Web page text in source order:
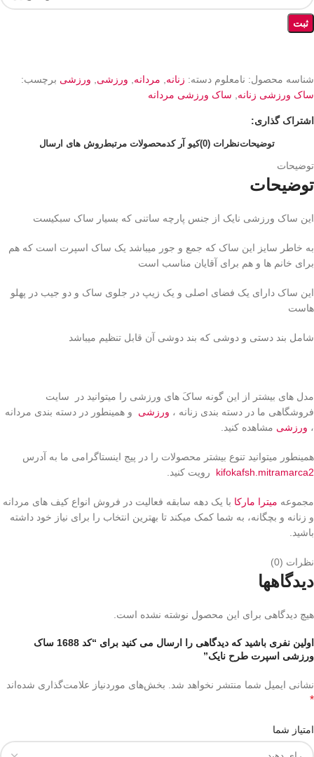
ثبت
شناسه محصول: نامعلوم دسته: زنانه مردانه ورزشی ورزشی برچسب:
ساک ورزشی زنانه
ساک ورزشی مردانه
اشتراک گذاری:
توضیحاتنظرات (0) کیو آر کدمحصولات مرتبطروش های ارسال
توضیحات
توضیحات
این ساک ورزشی نایک از جنس پارچه ساتنی که بسیار ساک سبکیست
به خاطر سایز این ساک که جمع و جور میباشد یک ساک اسپرت است که هم
برای خانم ها و هم برای آقایان مناسب است
این ساک دارای یک فضای اصلی و یک زیپ در جلوی ساک و دو جیب در پهلو
هاست
شامل بند دستی و دوشی که بند دوشی آن قابل تنظیم میباشد
مدل های بیشتر از این گونه ساکَ های ورزشی را میتوانید در سایت
فروشگاهی ما در دسته بندی زنانه ، ورزشی و همینطور در دسته بندی مردانه
، ورزشی مشاهده کنید.
همینطور میتوانید تنوع بیشتر محصولات را در پیج اینستاگرامی ما به آدرس
kifokafsh.mitramarca2 رویت کنید.
مجموعه میترا مارکا با یک دهه سابقه فعالیت در فروش انواع کیف های مردانه
و زنانه و بچگانه، به شما کمک میکند تا بهترین انتخاب را برای نیاز خود داشته
باشید.
نظرات (0)
دیدگاهها
هیچ دیدگاهی برای این محصول نوشته نشده است.
اولین نفری باشید که دیدگاهی را ارسال می کنید برای “کد 1688 ساک
ورزشی اسپرت طرح نایک”
نشانی ایمیل شما منتشر نخواهد شد. بخش‌های موردنیاز علامت‌گذاری شده‌اند
*
امتیاز شما